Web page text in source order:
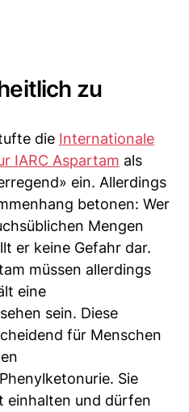
zu
die Internationale
IARC Aspartam als
ein. Allerdings
betonen: Wer
Mengen
er keine Gefahr dar.
müssen allerdings
eine
sein. Diese
für Menschen
Sie
einhalten und dürfen